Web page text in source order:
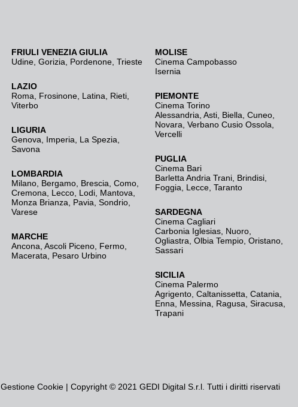
FRIULI VENEZIA GIULIA
Udine Gorizia Pordenone Trieste
LAZIO
Roma
Frosinone Latina Rieti
Viterbo
LIGURIA
Genova
Imperia La Spezia
Savona
LOMBARDIA
Milano Bergamo Brescia, Como
Cremona
Lecco Lodi Mantova
Monza Brianza
Pavia Sondrio
Varese
MARCHE
Ancona Ascoli Piceno Fermo
Macerata
Pesaro Urbino
MOLISE
Cinema Campobasso
Isernia
PIEMONTE
Cinema Torino
Alessandria Asti Biella Cuneo
Novara Verbano Cusio Ossola
Vercelli
PUGLIA
Cinema Bari
Barletta Andria Trani Brindisi
Foggia
Lecce Taranto
SARDEGNA
Cinema Cagliari
Carbonia Iglesias Nuoro
Ogliastra Olbia Tempio Oristano
Sassari
SICILIA
Cinema Palermo
Agrigento Caltanissetta Catania
Enna
Messina Ragusa Siracusa
Trapani
Gestione Cookie | Copyright © 2021 GEDI Digital S.r.l. Tutti i diritti riservati